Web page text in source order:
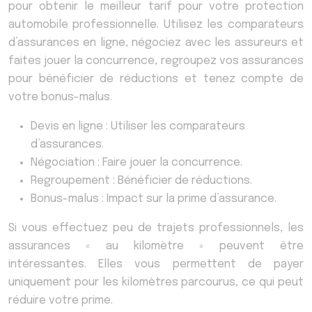
pour obtenir le meilleur tarif pour votre protection
automobile professionnelle. Utilisez les comparateurs
d’assurances en ligne, négociez avec les assureurs et
faites jouer la concurrence, regroupez vos assurances
pour bénéficier de réductions et tenez compte de
votre bonus-malus.
Devis en ligne : Utiliser les comparateurs
d’assurances.
Négociation : Faire jouer la concurrence.
Regroupement : Bénéficier de réductions.
Bonus-malus : Impact sur la prime d’assurance.
Si vous effectuez peu de trajets professionnels, les
assurances « au kilomètre » peuvent être
intéressantes. Elles vous permettent de payer
uniquement pour les kilomètres parcourus, ce qui peut
réduire votre prime.